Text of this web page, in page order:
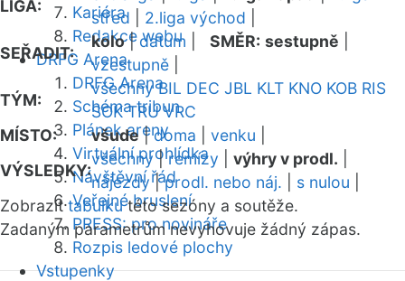
Kariéra
Redakce webu
DRFG Arena
DRFG Arena
Schéma tribun
Plánek areny
Virtuální prohlídka
Návštěvní řád
Veřejné bruslení
PRESS: pro novináře
Rozpis ledové plochy
Vstupenky
LIGA:
střed
2.liga východ
SEŘADIT:
kolo|datum SMĚR: sestupně
vzestupně
TÝM:
všechny BIL DEC JBL KLT KNO KOB RIS
SOK TRU VRC
MÍSTO:
všude|doma venku
VÝSLEDKY:
všechny|remízy výhry v prodl.
nájezdy|prodl. nebo náj. s nulou
Zobrazittabulkutéto sezóny a soutěže.
Zadaným parametrům nevyhovuje žádný zápas.